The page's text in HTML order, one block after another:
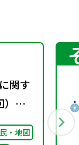
関す
）配
・地図